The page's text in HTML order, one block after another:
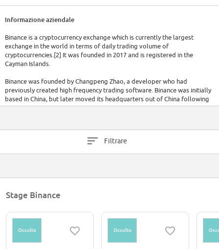
Informazione aziendale
Binance is a cryptocurrency exchange which is currently the largest
exchange in the world in terms of daily trading volume of
cryptocurrencies.[2] It was founded in 2017 and is registered in the
Cayman Islands.
Binance was founded by Changpeng Zhao, a developer who had
previously created high frequency trading software. Binance was initially
based in China, but later moved its headquarters out of China following
the Chinese government's increasing regulation of cryptocurrency.
money laundering and tax offenses.[3][4][5] The UK's Financial Conduct
Filtrare
Stage Binance
Occulto Occulto